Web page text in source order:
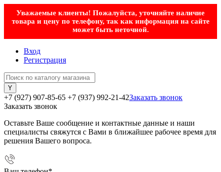
Уважаемые клиенты! Пожалуйста, уточняйте наличие
товара и цену по телефону, так как информация на сайте
может быть неточной.
Вход
Регистрация
+7 (927) 907-85-65 +7 (937) 992-21-42Заказать звонок
Заказать звонок
Оставьте Ваше сообщение и контактные данные и наши
специалисты свяжутся с Вами в ближайшее рабочее время для
решения Вашего вопроса.